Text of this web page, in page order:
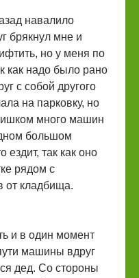
навалило
брякнул мне и
но у меня по
как надо было рано
с собой другого
на парковку, но
много машин
большом
ездит, так как оно
рядом с
от кладбища.
и в один момент
машины вдруг
дед. Со стороны